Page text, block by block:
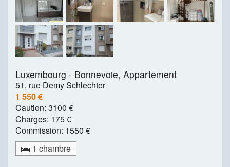
Luxembourg - Bonnevoie, Appartement
51, rue Demy Schlechter
1 550 €
Caution: 3100 €
Charges: 175 €
Commission: 1550 €
1 chambre